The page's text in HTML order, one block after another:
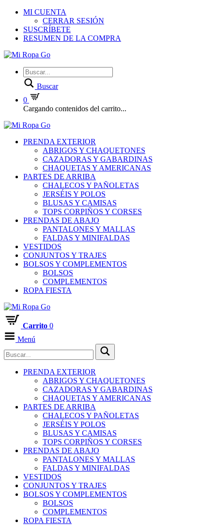
MI CUENTA
CERRAR SESIÓN
SUSCRÍBETE
RESUMEN DE LA COMPRA
Buscar
0
Cargando contenidos del carrito...
PRENDA EXTERIOR
ABRIGOS Y CHAQUETONES
CAZADORAS Y GABARDINAS
CHAQUETAS Y AMERICANAS
PARTES DE ARRIBA
CHALECOS Y PAÑOLETAS
JERSÉIS Y POLOS
BLUSAS Y CAMISAS
TOPS CORPIÑOS Y CORSES
PRENDAS DE ABAJO
PANTALONES Y MALLAS
FALDAS Y MINIFALDAS
VESTIDOS
CONJUNTOS Y TRAJES
BOLSOS Y COMPLEMENTOS
BOLSOS
COMPLEMENTOS
ROPA FIESTA
Carrito 0
Menú
PRENDA EXTERIOR
ABRIGOS Y CHAQUETONES
CAZADORAS Y GABARDINAS
CHAQUETAS Y AMERICANAS
PARTES DE ARRIBA
CHALECOS Y PAÑOLETAS
JERSÉIS Y POLOS
BLUSAS Y CAMISAS
TOPS CORPIÑOS Y CORSES
PRENDAS DE ABAJO
PANTALONES Y MALLAS
FALDAS Y MINIFALDAS
VESTIDOS
CONJUNTOS Y TRAJES
BOLSOS Y COMPLEMENTOS
BOLSOS
COMPLEMENTOS
ROPA FIESTA